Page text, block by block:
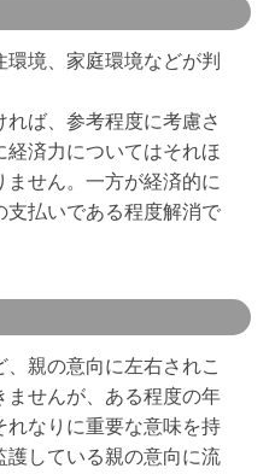
境、家庭環境などが判
ば、参考程度に考慮さ
済力についてはそれほ
ません。一方が経済的に
支払いである程度解消で
親の意向に左右されこ
ませんが、ある程度の年
れなりに重要な意味を持
護している親の意向に流